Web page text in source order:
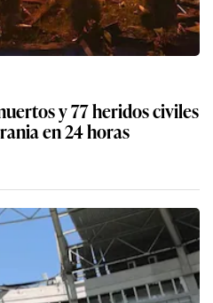
y 77 heridos civiles
en 24 horas